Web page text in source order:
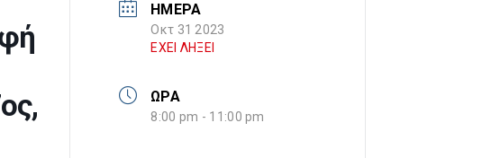
ΗΜΕΡΑ
Οκτ 31 2023
ΕΧΕΙ ΛΗΞΕΙ
ΩΡΑ
8:00 pm - 11:00 pm